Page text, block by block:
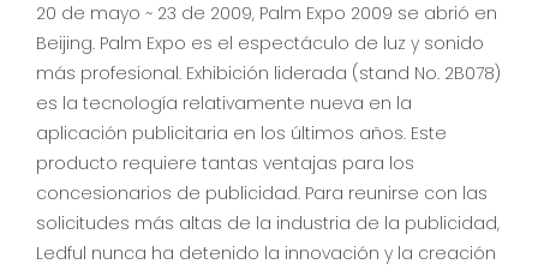
20 de mayo ~ 23 de 2009, Palm Expo 2009 se abrió en
Beijing. Palm Expo es el espectáculo de luz y sonido
más profesional. Exhibición liderada (stand No. 2B078)
es la tecnología relativamente nueva en la
aplicación publicitaria en los últimos años. Este
producto requiere tantas ventajas para los
concesionarios de publicidad. Para reunirse con las
solicitudes más altas de la industria de la publicidad,
Ledful nunca ha detenido la innovación y la creación